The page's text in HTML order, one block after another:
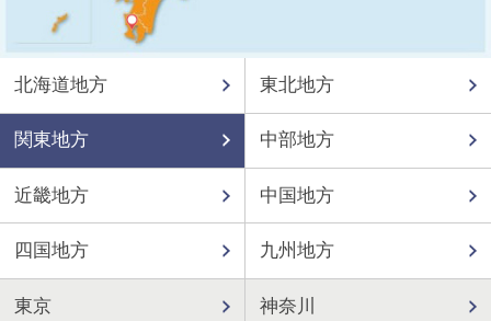
北海道地方 東北地方
関東地方 中部地方
近畿地方 中国地方
四国地方 九州地方
東京 神奈川